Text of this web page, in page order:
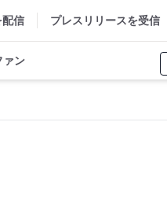
配信 プレスリリースを受信
ァン